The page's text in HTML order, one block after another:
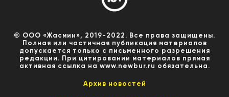
© ООО «Жасмин», 2019-2022. Все права защищены.
Полная или частичная публикация материалов
допускается только с письменного разрешения
редакции. При цитировании материалов прямая
активная ссылка на www.newbur.ru обязательна.
Архив новостей